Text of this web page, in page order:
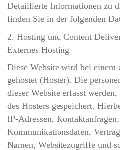
Detaillierte Informationen zu
finden Sie in der folgenden
2. Hosting und Content
Externes Hosting
Diese Website wird bei einem
gehostet (Hoster). Die
dieser Website erfasst
des Hosters gespeichert.
IP-Adressen,
Kommunikationsdaten,
Namen, Websitezugriffe und